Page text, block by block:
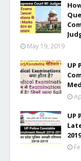
May 19, 2019
UP
UP
2019